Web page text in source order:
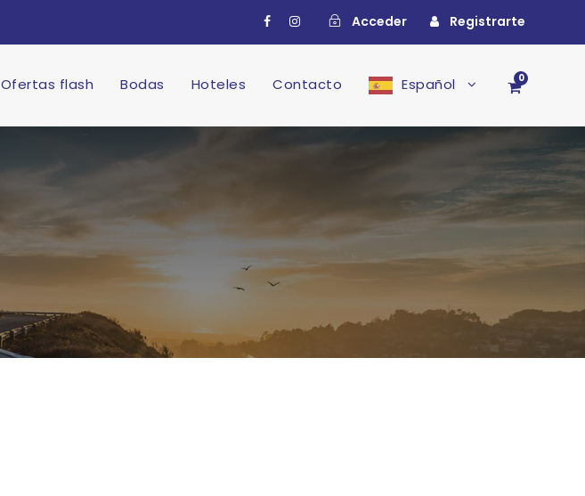
Acceder Registrarte
Ofertas flash Bodas Hoteles Contacto Español 0